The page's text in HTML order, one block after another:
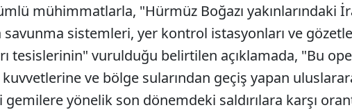
mühimmatlarla, "Hürmüz Boğazı yakınlarındaki
savunma sistemleri, yer kontrol istasyonları ve
tesislerinin" vurulduğu belirtilen açıklamada, "Bu
ve bölge sularından geçiş yapan
gemilere yönelik son dönemdeki saldırılara karşı